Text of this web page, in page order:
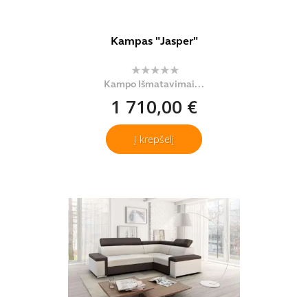
Kampas "Jasper"
Kampo Išmatavimai...
1 710,00 €
Į krepšelį